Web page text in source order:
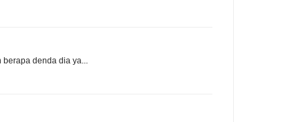
berapa denda dia ya...